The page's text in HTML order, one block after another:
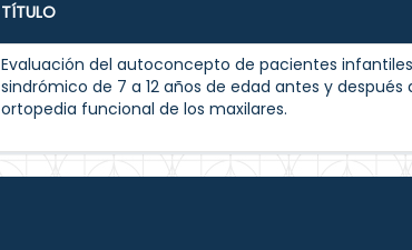
TÍTULO
Evaluación del autoconcepto de pacientes infantiles
sindrómico de 7 a 12 años de edad antes y
ortopedia funcional de los maxilares.